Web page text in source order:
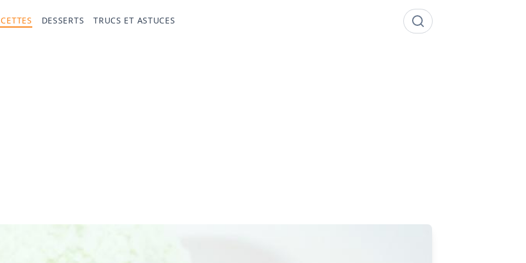
DESSERTS TRUCS ET ASTUCES